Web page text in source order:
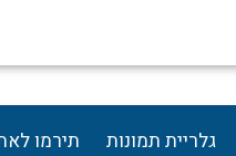
גלריית תמונות תירמו